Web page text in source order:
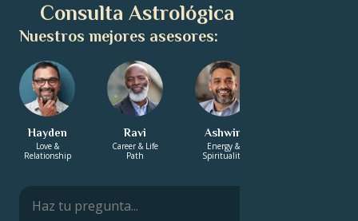
Consulta Astrológica Gratuita
Nuestros mejores asesores:
Hayden
Love &
Relationship
Ravi
Career & Life
Path
Ashwin
Energy &
Spirituality